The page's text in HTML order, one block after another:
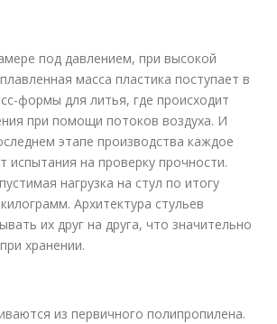
под давлением, при высокой
масса пластика поступает в
формы для литья, где происходит
при помощи потоков воздуха. И
этапе производства каждое
испытания на проверку прочности.
нагрузка на стул по итогу
Архитектура стульев
их друг на друга, что значительно
хранении.
из первичного полипропилена.